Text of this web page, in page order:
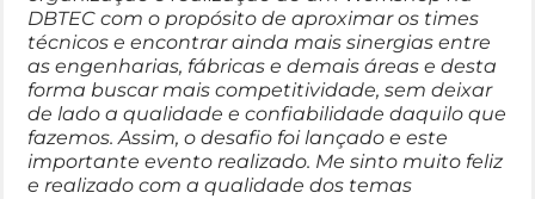
DBTEC com o propósito de aproximar os times
técnicos e encontrar ainda mais sinergias entre
as engenharias, fábricas e demais áreas e desta
forma buscar mais competitividade, sem deixar
de lado a qualidade e confiabilidade daquilo que
fazemos. Assim, o desafio foi lançado e este
importante evento realizado. Me sinto muito feliz
e realizado com a qualidade dos temas